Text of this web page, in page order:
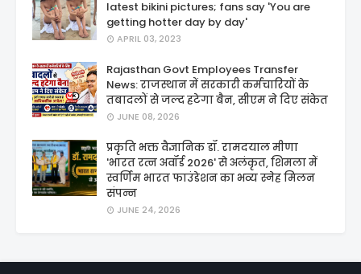
latest bikini pictures; fans say 'You are
getting hotter day by day'
APRIL 03, 2023
Rajasthan Govt Employees Transfer
News: राजस्थान में सरकारी कर्मचारियों के
तबादलों से जल्द हटेगा बैन, सीएम ने दिए संकेत
JUNE 08, 2026
प्रकृति भक्त वैज्ञानिक डॉ. रामदयाल मीणा
'भारत रत्न अवॉर्ड 2026' से अलंकृत, शिमला में
स्वर्णिम भारत फाउंडेशन का भव्य स्नेह मिलन
संपन्न
JUNE 24, 2026